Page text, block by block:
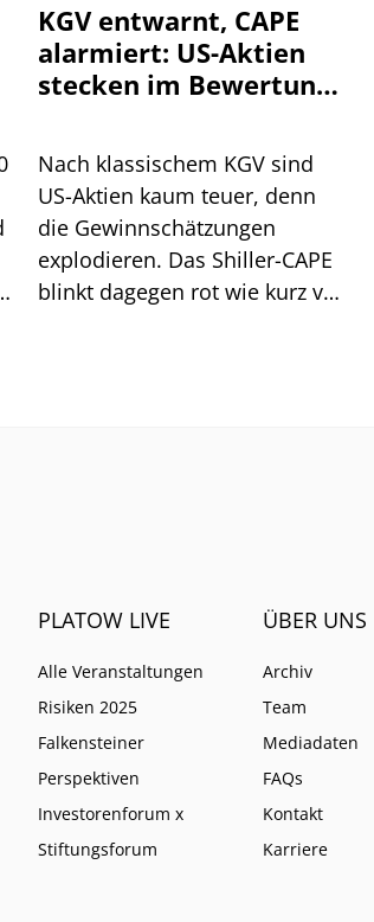
KGV entwarnt, CAPE
alarmiert: US-Aktien
stecken im Bewertungs-
Nach klassischem KGV sind
US-Aktien kaum teuer, denn
die Gewinnschätzungen
explodieren. Das Shiller-CAPE
blinkt dagegen rot wie kurz vor
PLATOW LIVE
Alle Veranstaltungen
Risiken 2025
Falkensteiner
Perspektiven
Investorenforum x
Stiftungsforum
ÜBER UNS
Archiv
Team
Mediadaten
FAQs
Kontakt
Karriere